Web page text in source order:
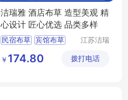
洁瑞雅 酒店布草 造型美观 精
心设计 匠心优选 品类多样
民宿布草 宾馆布草
酒店床上用品
江苏洁瑞
有限公司
￥ 174.80 拨打电话